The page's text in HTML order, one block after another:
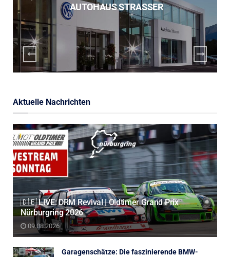
AUTOHAUS STRASSER
Aktuelle Nachrichten
🇩🇪 LIVE: DRM Revival | Oldtimer Grand Prix
Nürburgring 2026
09.08.2026
Garagenschätze: Die faszinierende BMW-